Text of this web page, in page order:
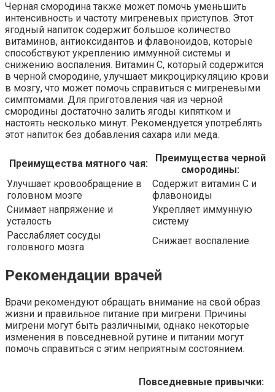
Черная смородина также может помочь уменьшить
интенсивность и частоту мигреневых приступов. Этот
ягодный напиток содержит большое количество
витаминов, антиоксидантов и флавоноидов, которые
способствуют укреплению иммунной системы и
снижению воспаления. Витамин С, который содержится
в черной смородине, улучшает микроциркуляцию крови
в мозгу, что может помочь справиться с мигреневыми
симптомами. Для приготовления чая из черной
смородины достаточно залить ягоды кипятком и
настоять несколько минут. Рекомендуется употреблять
этот напиток без добавления сахара или меда.
Преимущества мятного чая:
Преимущества черной
смородины:
Улучшает кровообращение в
головном мозге
Содержит витамин С и
флавоноиды
Снимает напряжение и
усталость
Укрепляет иммунную
систему
Расслабляет сосуды
головного мозга
Снижает воспаление
Рекомендации врачей
Врачи рекомендуют обращать внимание на свой образ
жизни и правильное питание при мигрени. Причины
мигрени могут быть различными, однако некоторые
изменения в повседневной рутине и питании могут
помочь справиться с этим неприятным состоянием.
Повседневные привычки: